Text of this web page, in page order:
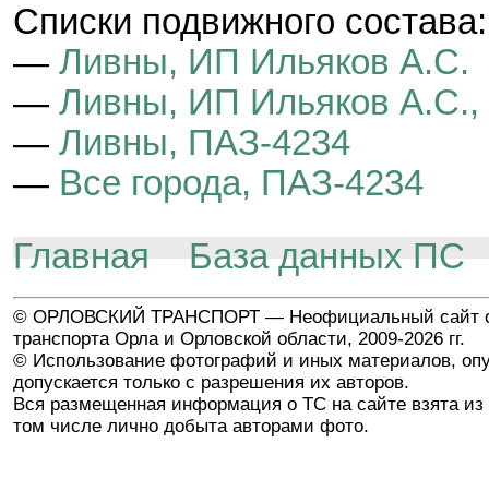
Cписки подвижного состава:
— Ливны, ИП Ильяков А.С.
— Ливны, ИП Ильяков А.С.,
— Ливны, ПАЗ-4234
— Все города, ПАЗ-4234
Главная
База данных ПС
© ОРЛОВСКИЙ ТРАНСПОРТ — Неофициальный сайт
транспорта Орла и Орловской области, 2009-2026 гг.
© Использование фотографий и иных материалов,
допускается только с разрешения их авторов.
Вся размещенная информация о ТС на сайте взята из
том числе лично добыта авторами фото.